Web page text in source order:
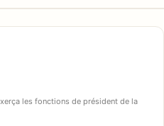
les fonctions de président de la